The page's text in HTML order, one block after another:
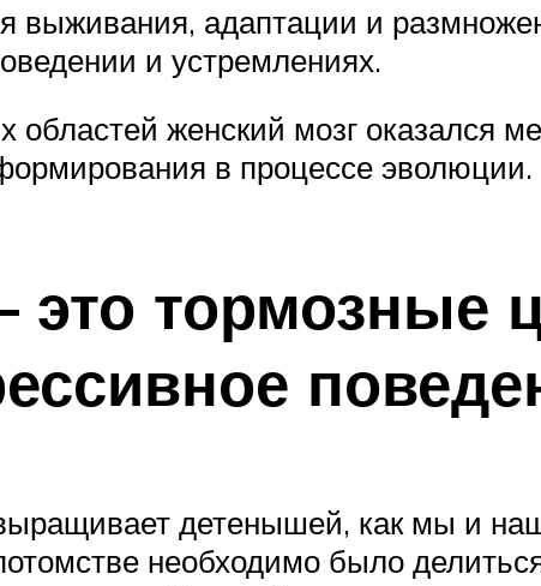
выживания, адаптации и
и устремлениях.
областей женский мозг оказался
в процессе эволюции.
это тормозные
детенышей, как мы и
необходимо было